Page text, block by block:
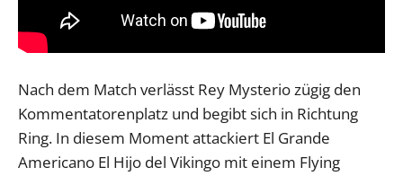
Nach dem Match verlässt Rey Mysterio zügig den
Kommentatorenplatz und begibt sich in Richtung
Ring. In diesem Moment attackiert El Grande
Americano El Hijo del Vikingo mit einem Flying